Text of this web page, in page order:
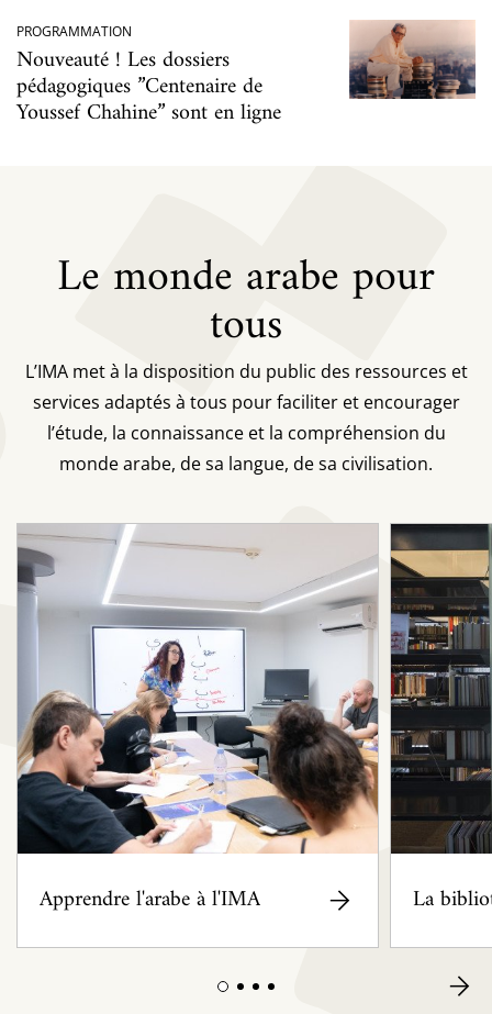
PROGRAMMATION
Nouveauté ! Les dossiers
pédagogiques ”Centenaire de
Youssef Chahine” sont en ligne
Le monde arabe pour
tous
L’IMA met à la disposition du public des ressources et
services adaptés à tous pour faciliter et encourager
l’étude, la connaissance et la compréhension du
monde arabe, de sa langue, de sa civilisation.
Apprendre l'arabe à l'IMA La